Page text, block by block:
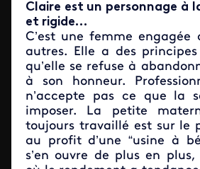
Claire est un personnage à
et rigide…
C’est une femme
autres. Elle a des
qu’elle se refuse à
à son honneur.
n’accepte pas ce que la
imposer. La petite
toujours travaillé est sur le
au profit d’une “usine à
s’en ouvre de plus en